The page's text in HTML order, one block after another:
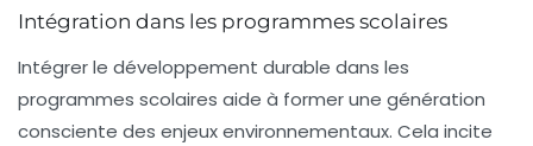
Intégration dans les programmes scolaires
Intégrer le développement durable dans les
programmes scolaires aide à former une génération
consciente des enjeux environnementaux. Cela incite